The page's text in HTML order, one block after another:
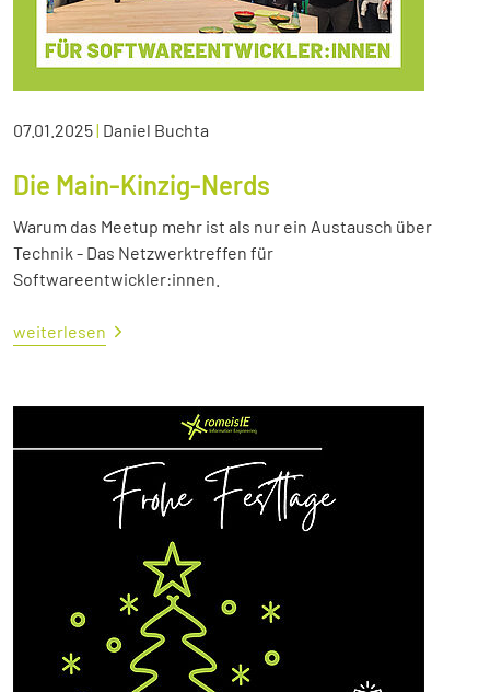
07.01.2025| Daniel Buchta
Die Main-Kinzig-Nerds
Warum das Meetup mehr ist als nur ein Austausch über
Technik - Das Netzwerktreffen für
Softwareentwickler:innen.
weiterlesen